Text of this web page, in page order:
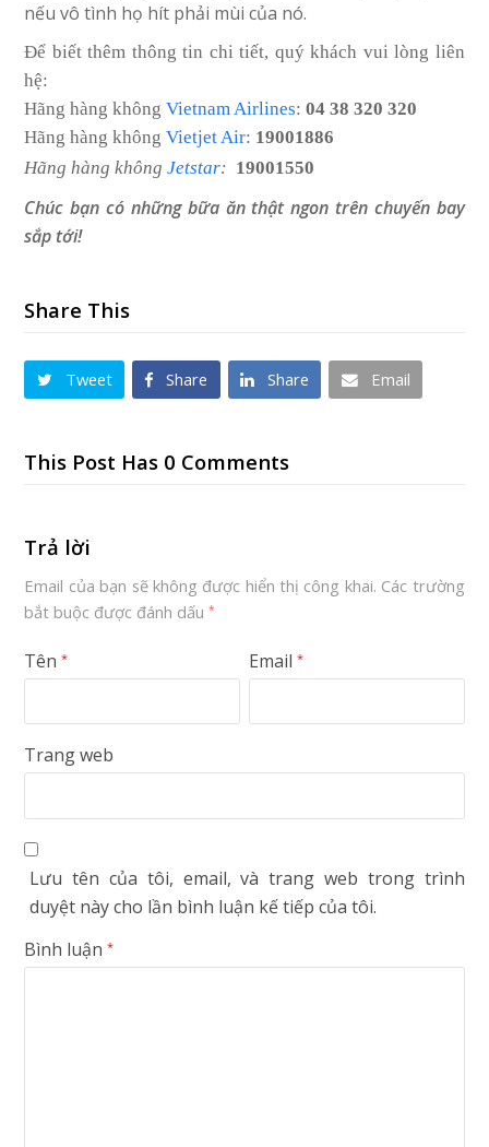
nếu vô tình họ hít phải mùi của nó.
Để biết thêm thông tin chi tiết, quý khách vui lòng liên
hệ:
Hãng hàng khôngVietnam Airlines:04 38 320 320
Hãng hàng khôngVietjet Air: 19001886
Hãng hàng khôngJetstar: 19001550
Chúc bạn có những bữa ăn thật ngon trên chuyến bay
sắp tới!
Share This
Tweet Share Share Email
This Post Has 0 Comments
Trả lời
Email của bạn sẽ không được hiển thị công khai. Các trường
bắt buộc được đánh dấu*
Tên* Email*
Trang web
Lưu tên của tôi, email, và trang web trong trình
duyệt này cho lần bình luận kế tiếp của tôi.
Bình luận*